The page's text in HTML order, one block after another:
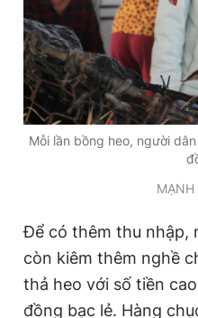
Mỗi lần bồng heo, người
Để có thêm thu nhập,
còn kiêm thêm nghề
thả heo với số tiền
đồng bạc lẻ. Hàng